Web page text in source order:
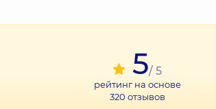
5/ 5
рейтинг на основе
320 отзывов